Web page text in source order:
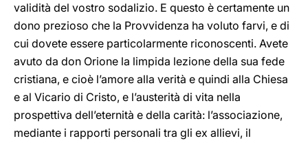
validità del vostro sodalizio. E questo è certamente un
dono prezioso che la Provvidenza ha voluto farvi, e di
cui dovete essere particolarmente riconoscenti. Avete
avuto da don Orione la limpida lezione della sua fede
cristiana, e cioè l’amore alla verità e quindi alla Chiesa
e al Vicario di Cristo, e l’austerità di vita nella
prospettiva dell’eternità e della carità: l’associazione,
mediante i rapporti personali tra gli ex allievi, il